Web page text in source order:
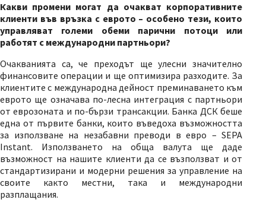
Какви промени могат да очакват корпоративните
клиенти във връзка с еврото – особено тези, които
управляват големи обеми парични потоци или
работят с международни партньори?
Очакванията са, че преходът ще улесни значително
финансовите операции и ще оптимизира разходите. За
клиентите с международна дейност преминаването към
еврото ще означава по-лесна интеграция с партньори
от еврозоната и по-бързи трансакции. Банка ДСК беше
една от първите банки, които въведоха възможността
за използване на незабавни преводи в евро – SEPA
Instant. Използването на обща валута ще даде
възможност на нашите клиенти да се възползват и от
стандартизирани и модерни решения за управление на
своите както местни, така и международни
разплащания.